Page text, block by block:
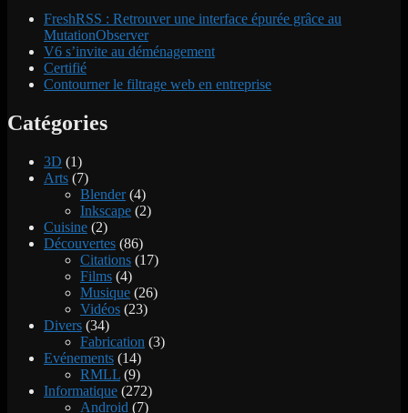
FreshRSS : Retrouver une interface épurée grâce au
MutationObserver
V6 s’invite au déménagement
Certifié
Contourner le filtrage web en entreprise
Catégories
3D (1)
Arts (7)
Blender(4)
Inkscape (2)
Cuisine (2)
Découvertes (86)
Citations (17)
Films (4)
Musique (26)
Vidéos (23)
Divers (34)
Fabrication (3)
Evénements (14)
RMLL (9)
Informatique (272)
Android (7)